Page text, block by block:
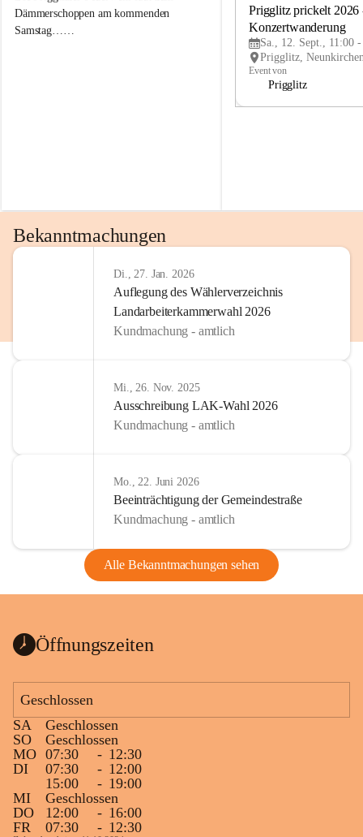
i
g
Dämmerschoppen am kommenden
Samstag……
Prigglitz prickelt 2026
Konzertwanderung
Sa., 12. Sept., 11:00
Event von
Prigglitz
Bekanntmachungen
Di., 27. Jan. 2026
Auflegung des Wählerverzeichnis
Landarbeiterkammerwahl 2026
Kundmachung - amtlich
Mi., 26. Nov. 2025
Ausschreibung LAK-Wahl 2026
Kundmachung - amtlich
Mo., 22. Juni 2026
Beeinträchtigung der Gemeindestraße
Kundmachung - amtlich
Alle Bekanntmachungen sehen
Öffnungszeiten
Geschlossen
SA
Geschlossen
SO
Geschlossen
MO 07:30 - 12:30
DI
07:30 - 12:00
15:00
- 19:00
MI
Geschlossen
DO
12:00 - 16:00
FR
07:30 - 12:30